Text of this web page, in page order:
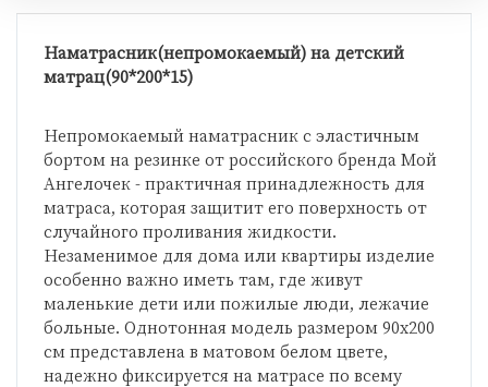
Наматрасник(непромокаемый) на детский
матрац(90*200*15)
Непромокаемый наматрасник с эластичным
бортом на резинке от российского бренда Мой
Ангелочек - практичная принадлежность для
матраса, которая защитит его поверхность от
случайного проливания жидкости.
Незаменимое для дома или квартиры изделие
особенно важно иметь там, где живут
маленькие дети или пожилые люди, лежачие
больные. Однотонная модель размером 90х200
см представлена в матовом белом цвете,
надежно фиксируется на матрасе по всему